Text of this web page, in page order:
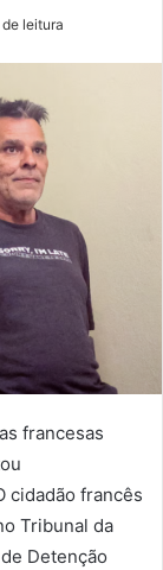
leitura
francesas
cidadão francês
Tribunal da
Detenção